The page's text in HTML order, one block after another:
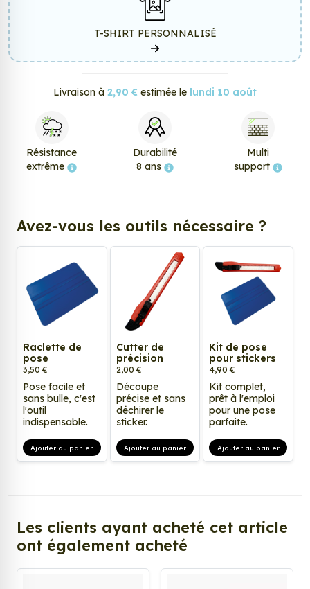
T-SHIRT PERSONNALISÉ
Livraison à 2,90 € estimée le lundi 10 août
Résistance
extrême
Durabilité
8 ans
Multi
support
Avez-vous les outils nécessaire ?
Raclette de
pose
3,50 €
Pose facile et
sans bulle, c'est
l'outil
indispensable.
Ajouter au panier
Cutter de
précision
2,00 €
Découpe
précise et sans
déchirer le
sticker.
Ajouter au panier
Kit de pose
pour stickers
4,90 €
Kit complet,
prêt à l'emploi
pour une pose
parfaite.
Ajouter au panier
Les clients ayant acheté cet article
ont également acheté